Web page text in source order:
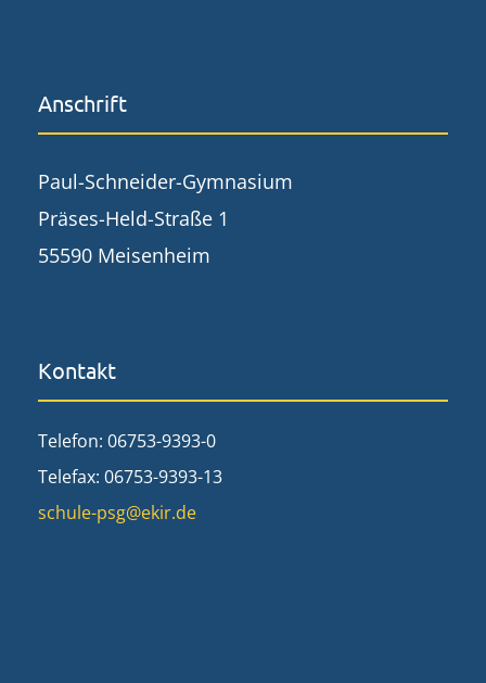
Anschrift
Paul-Schneider-Gymnasium
Präses-Held-Straße 1
55590 Meisenheim
Kontakt
Telefon: 06753-9393-0
Telefax: 06753-9393-13
schule-psg@ekir.de